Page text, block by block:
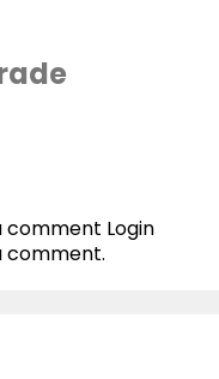
comment Login
comment.